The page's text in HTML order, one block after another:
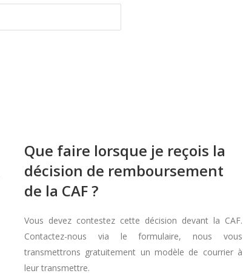
Que faire lorsque je reçois la
décision de remboursement
de la CAF ?
Vous devez contestez cette décision devant la CAF.
Contactez-nous via le formulaire, nous vous
transmettrons gratuitement un modèle de courrier à
leur transmettre.